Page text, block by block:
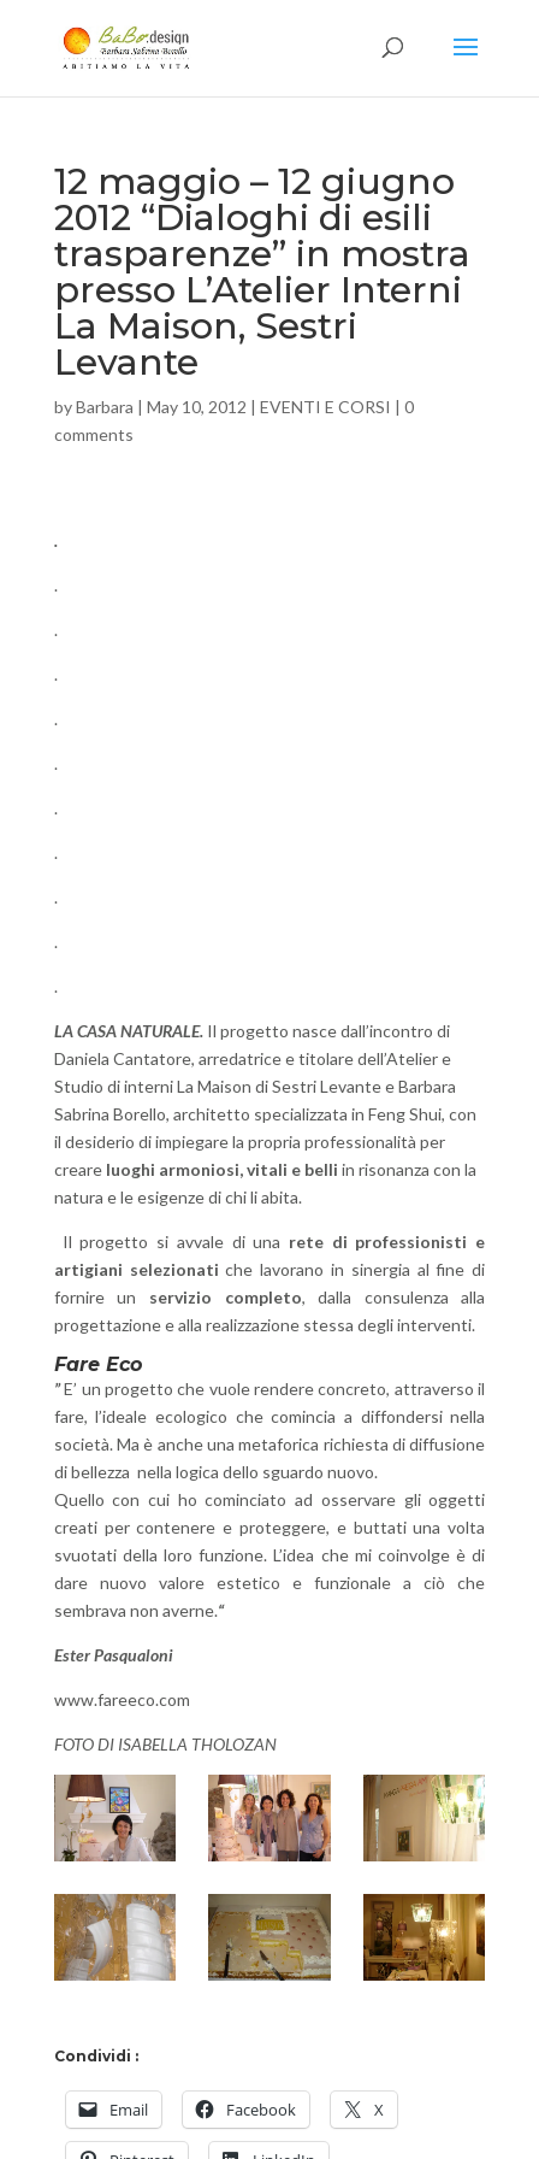
12 maggio – 12 giugno
2012 “Dialoghi di esili
trasparenze” in mostra
presso L’Atelier Interni
La Maison, Sestri
Levante
byBarbara | May 10, 2012 | EVENTI E CORSI | 0
comments
.
.
.
.
.
.
.
.
.
.
.
LA CASA NATURALE.Il progetto nasce dall’incontro di
Daniela Cantatore, arredatrice e titolare dell’Atelier e
Studio di interniLa Maison di Sestri Levante e Barbara
Sabrina Borello, architetto specializzata in Feng Shui, con
il desiderio di impiegare la propria professionalità per
creare luoghi armoniosi, vitali e belli in risonanza con la
natura e le esigenze di chi li abita.
Il progetto si avvale di una rete di professionisti e
artigiani selezionati che lavorano in sinergia al fine di
fornire un servizio completo, dalla consulenza alla
progettazione e alla realizzazione stessa degli interventi.
Fare Eco
”E’ un progetto che vuole rendere concreto, attraverso il
fare, l’ideale ecologico che comincia a diffondersi nella
società. Ma è anche una metaforica richiesta di diffusione
di bellezza nella logica dello sguardo nuovo.
Quello con cui ho cominciato ad osservare gli oggetti
creati per contenere e proteggere, e buttati una volta
svuotati della loro funzione. L’idea che mi coinvolge è di
dare nuovo valore estetico e funzionale a ciò che
sembrava non averne.“
Ester Pasqualoni
www.fareeco.com
FOTO DI ISABELLA THOLOZAN
Condividi :
Email Facebook X